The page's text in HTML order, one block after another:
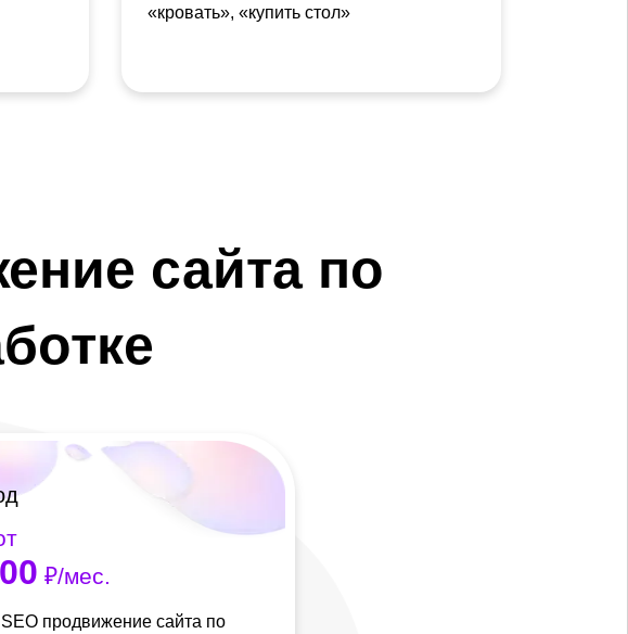
«кровать», «купить стол»
сайта по
₽/мес.
продвижение сайта по